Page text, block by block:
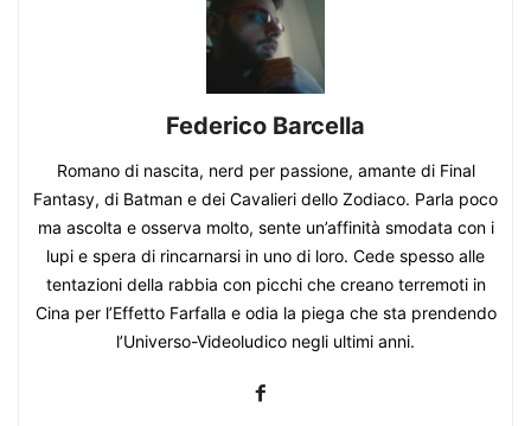
Federico Barcella
Romano di nascita, nerd per passione, amante di Final
Fantasy, di Batman e dei Cavalieri dello Zodiaco. Parla poco
ma ascolta e osserva molto, sente un’affinità smodata con i
lupi e spera di rincarnarsi in uno di loro. Cede spesso alle
tentazioni della rabbia con picchi che creano terremoti in
Cina per l’Effetto Farfalla e odia la piega che sta prendendo
l’Universo-Videoludico negli ultimi anni.